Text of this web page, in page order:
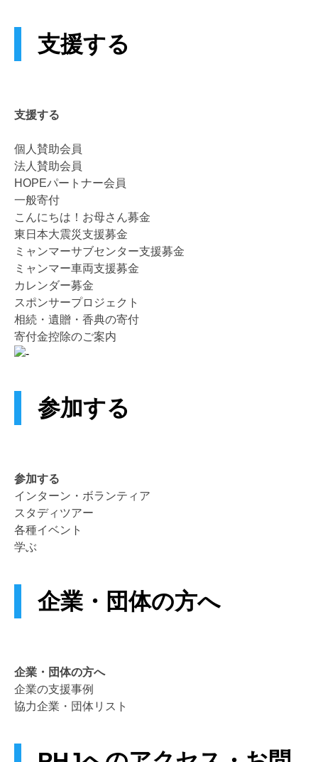
支援する
支援する
個人賛助会員
法人賛助会員
HOPEパートナー会員
一般寄付
こんにちは！お母さん募金
東日本大震災支援募金
ミャンマーサブセンター支援募金
ミャンマー車両支援募金
カレンダー募金
スポンサープロジェクト
相続・遺贈・香典の寄付
寄付金控除のご案内
参加する
参加する
インターン・ボランティア
スタディツアー
各種イベント
学ぶ
企業・団体の方へ
企業・団体の方へ
企業の支援事例
協力企業・団体リスト